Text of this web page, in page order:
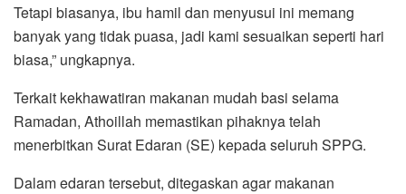
Tetapi biasanya, ibu hamil dan menyusui ini memang
banyak yang tidak puasa, jadi kami sesuaikan seperti hari
biasa,” ungkapnya.
Terkait kekhawatiran makanan mudah basi selama
Ramadan, Athoillah memastikan pihaknya telah
menerbitkan Surat Edaran (SE) kepada seluruh SPPG.
Dalam edaran tersebut, ditegaskan agar makanan